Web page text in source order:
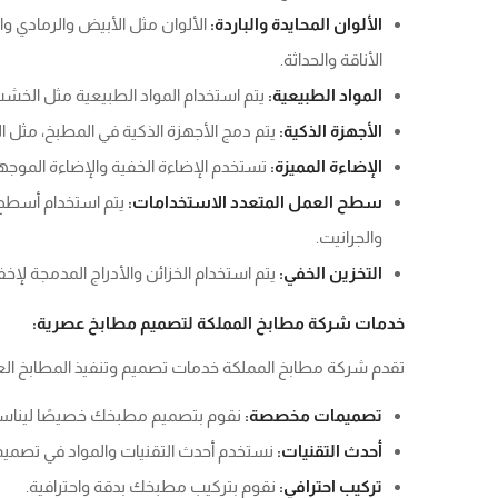
الألوان المحايدة والباردة: الألوان مثل الأبيض
الأناقة والحداثة.
المواد الطبيعية: يتم استخدام المواد الطبيعية مثل
الأجهزة الذكية: يتم دمج الأجهزة الذكية في المطبخ، مثل
الإضاءة المميزة: تستخدم الإضاءة الخفية والإضاءة
سطح العمل المتعدد الاستخدامات: يتم استخدام
والجرانيت.
التخزين الخفي: يتم استخدام الخزائن والأدراج المدمجة
خدمات شركة مطابخ المملكة لتصميم مطابخ عصرية:
تقدم شركة مطابخ المملكة خدمات تصميم وتنفيذ المطابخ
تصميمات مخصصة: نقوم بتصميم مطبخك خصيصًا
أحدث التقنيات: نستخدم أحدث التقنيات والمواد في
تركيب احترافي: نقوم بتركيب مطبخك بدقة واحترافية.